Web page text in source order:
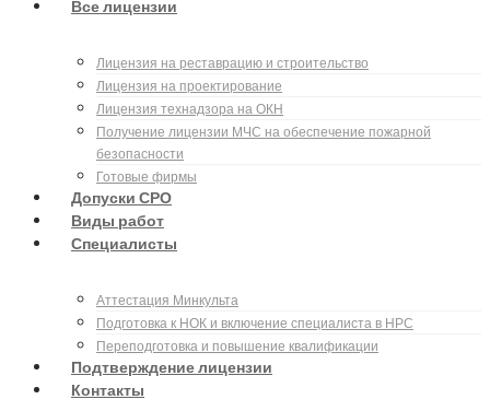
Все лицензии
Лицензия на реставрацию и строительство
Лицензия на проектирование
Лицензия технадзора на ОКН
Получение лицензии МЧС на обеспечение пожарной
безопасности
Готовые фирмы
Допуски СРО
Виды работ
Специалисты
Аттестация Минкульта
Подготовка к НОК и включение специалиста в НРС
Переподготовка и повышение квалификации
Подтверждение лицензии
Контакты